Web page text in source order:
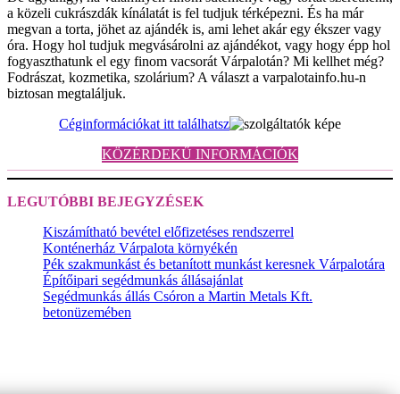
a közeli cukrászdák kínálatát is fel tudjuk térképezni. És ha már
megvan a torta, jöhet az ajándék is, ami lehet akár egy ékszer vagy
óra. Hogy hol tudjuk megvásárolni az ajándékot, vagy hogy épp hol
fogyaszthatunk el egy finom vacsorát Várpalotán? Mi kellhet még?
Fodrászat, kozmetika, szolárium? A választ a varpalotainfo.hu-n
biztosan megtaláljuk.
Céginformációkat itt találhatsz
KÖZÉRDEKŰ INFORMÁCIÓK
LEGUTÓBBI BEJEGYZÉSEK
Kiszámítható bevétel előfizetéses rendszerrel
Konténerház Várpalota környékén
Pék szakmunkást és betanított munkást keresnek Várpalotára
Építőipari segédmunkás állásajánlat
Segédmunkás állás Csóron a Martin Metals Kft.
betonüzemében